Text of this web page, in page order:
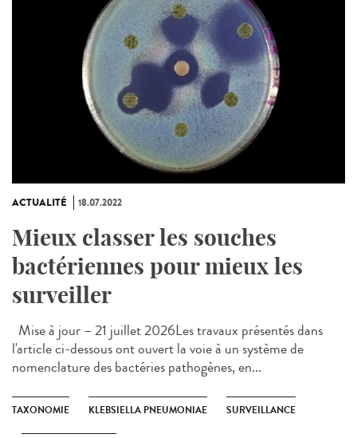
ACTUALITÉ 18.07.2022
Mieux classer les souches
bactériennes pour mieux les
surveiller
Mise à jour – 21 juillet 2026Les travaux présentés dans
l'article ci-dessous ont ouvert la voie à un système de
nomenclature des bactéries pathogènes, en...
TAXONOMIE KLEBSIELLA PNEUMONIAE SURVEILLANCE